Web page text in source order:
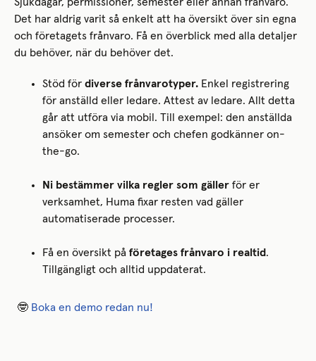
Det har aldrig varit så enkelt att ha översikt över sin egna
och företagets frånvaro. Få en överblick med alla detaljer
du behöver, när du behöver det.
Stöd för diverse frånvarotyper. Enkel registrering
för anställd eller ledare. Attest av ledare. Allt detta
går att utföra via mobil. Till exempel: den anställda
ansöker om semester och chefen godkänner on-
the-go.
Ni bestämmer vilka regler som gäller för er
verksamhet, Huma fixar resten vad gäller
automatiserade processer.
Få en översikt på företages frånvaro i realtid.
Tillgängligt och alltid uppdaterat.
🤓 Boka en demo redan nu!